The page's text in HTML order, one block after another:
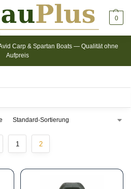
0
Carp & Spartan Boats — Qualität ohne
Aufpreis
1 2